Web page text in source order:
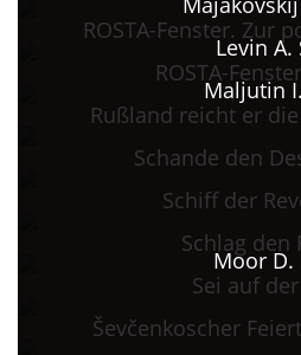
ROSTA-Fenster. Zur
Levin A.
ROSTA-
Maljutin
Rußland reicht er
Schande den
Schiff der
Schlag den
Moor D.
Sei auf
Ševčenkoscher